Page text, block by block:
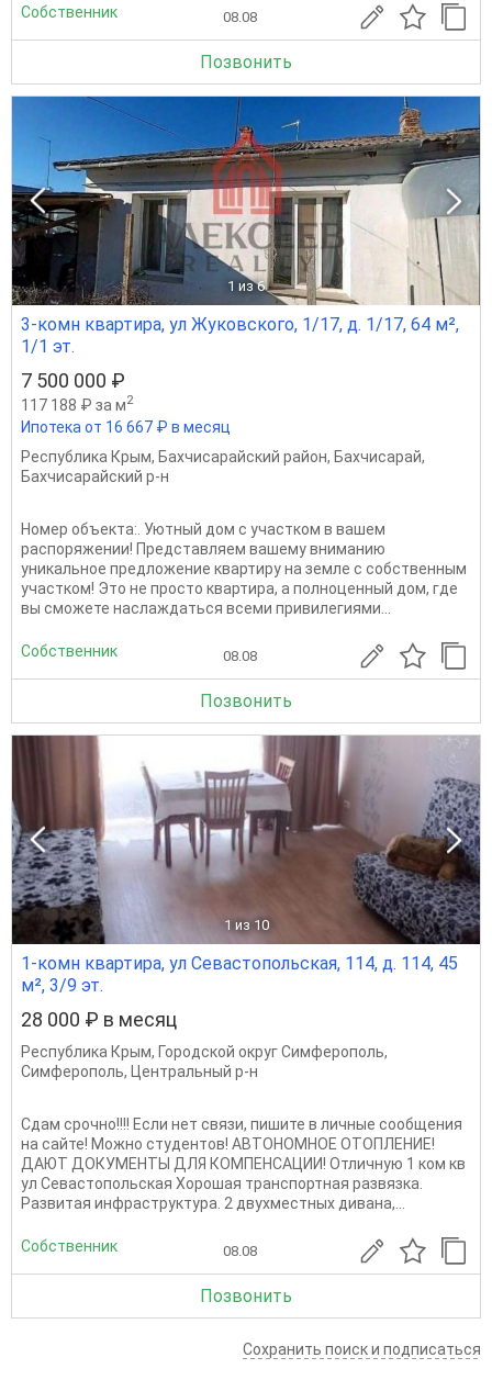
Собственник 08.08
Позвонить
1 из 6
3-комн квартира, ул Жуковского, 1/17, д. 1/17, 64 м²,
1/1 эт.
7 500 000 ₽
117 188 ₽ за м2
Ипотека от 16 667 ₽ в месяц
Республика Крым, Бахчисарайский район, Бахчисарай,
Бахчисарайский р-н
Номер объекта:. Уютный дом с участком в вашем
распоряжении! Представляем вашему вниманию
уникальное предложение квартиру на земле с собственным
участком! Это не просто квартира, а полноценный дом, где
вы сможете наслаждаться всеми привилегиями...
Собственник 08.08
Позвонить
1 из 10
1-комн квартира, ул Севастопольская, 114, д. 114, 45
м², 3/9 эт.
28 000 ₽ в месяц
Республика Крым, Городской округ Симферополь,
Симферополь, Центральный р-н
Сдам срочно!!!! Если нет связи, пишите в личные сообщения
на сайте! Можно студентов! АВТОНОМНОЕ ОТОПЛЕНИЕ!
ДАЮТ ДОКУМЕНТЫ ДЛЯ КОМПЕНСАЦИИ! Отличную 1 ком кв
ул Севастопольская Хорошая транспортная развязка.
Развитая инфраструктура. 2 двухместных дивана,...
Собственник 08.08
Позвонить
Сохранить поиск и подписаться